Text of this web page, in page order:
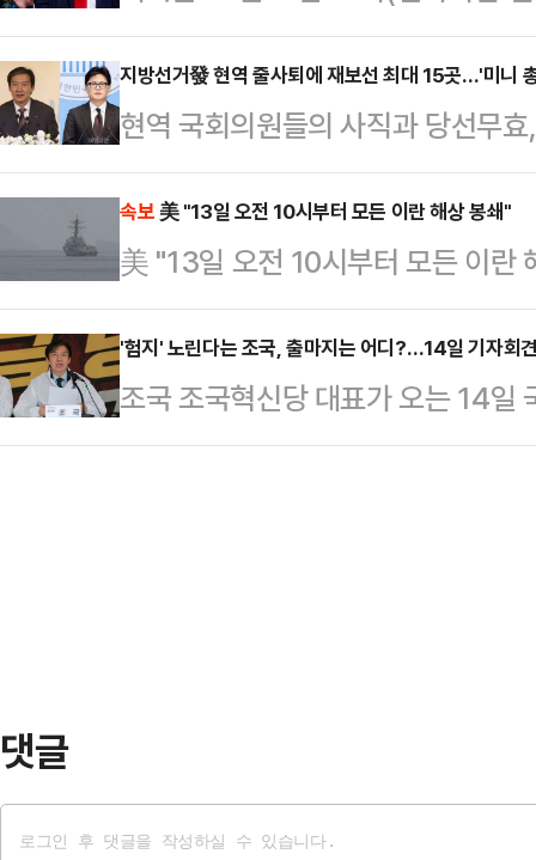
택시기사 김모 씨는 현직 김동연 경
후보로 추미애 후보가 확정된 만큼
의 의견을내놨다.국민의힘에 대해
급할 가치조차 없…
만을 봉쇄하기로 했다.AP통신에
선박을 겨냥해 봉쇄를 시행한다고
국은 이란 항만을 드나드는 모든 선
것”이라며 “이번 작전은 13일 10
적에 관계없이 모든 선박에 적용된
도라고 설명했다. 다만 중부사령부
것은 아니다”며 …
지방선거發 현역 줄사퇴에 재보선 최대 15곳…'미니
현역 국회의원들의 사직과 당선무
6·3 지방선거와 함께 치러지는 국
총선' 양상으로 확대되고 있다. 주
하면서 여야 모두 총력전에 나설 전
'대선급' 대결 구도도 형성되고 있
이재명 대통령이 사직한 인천 계양
효), 경기 평택을(이병진 당선무효
제·부안갑(신영대 …
속보 美 "13일 오전 10시부터 모든 이란 해상 봉쇄"
美 "13일 오전 10시부터 모든 이란
'험지' 노린다는 조국, 출마지는 어디?…14일 기자회
조국 조국혁신당 대표가 오는 14일
다. 그동안 이른바 '험지'에 출마하
댓글